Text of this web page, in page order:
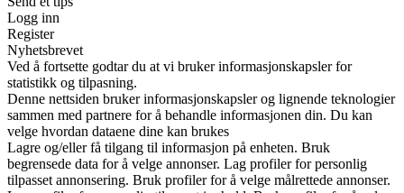
Logg inn
Register
Nyhetsbrevet
Ved å fortsette godtar du at vi bruker informasjonskapsler for
statistikk og tilpasning.
Denne nettsiden bruker informasjonskapsler og lignende teknologier
sammen med partnere for å behandle informasjonen din. Du kan
velge hvordan dataene dine kan brukes
Lagre og/eller få tilgang til informasjon på enheten. Bruk
begrensede data for å velge annonser. Lag profiler for personlig
tilpasset annonsering. Bruk profiler for å velge målrettede annonser.